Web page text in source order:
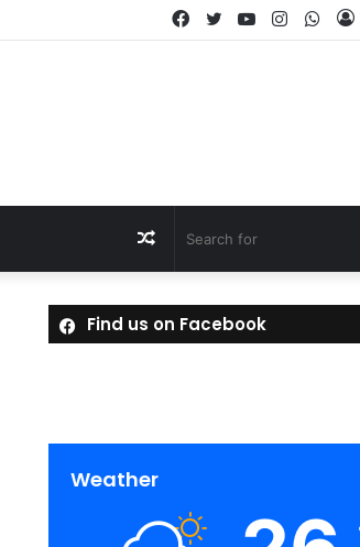
Instagram
YouTube
Twitter
Facebook
Random
Article
Find us on Facebook
Weather